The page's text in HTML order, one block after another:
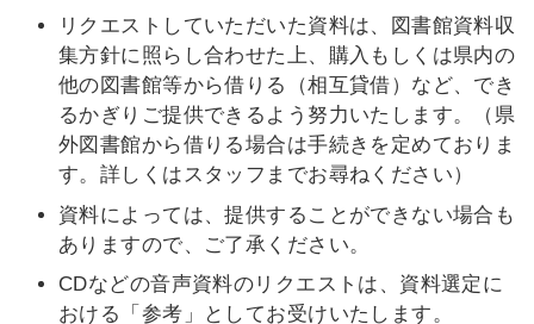
リクエストしていただいた資料は、図書館資料収
集方針に照らし合わせた上、購入もしくは県内の
他の図書館等から借りる（相互貸借）など、でき
るかぎりご提供できるよう努力いたします。（県
外図書館から借りる場合は手続きを定めておりま
す。詳しくはスタッフまでお尋ねください）
資料によっては、提供することができない場合も
ありますので、ご了承ください。
CDなどの音声資料のリクエストは、資料選定に
おける「参考」としてお受けいたします。